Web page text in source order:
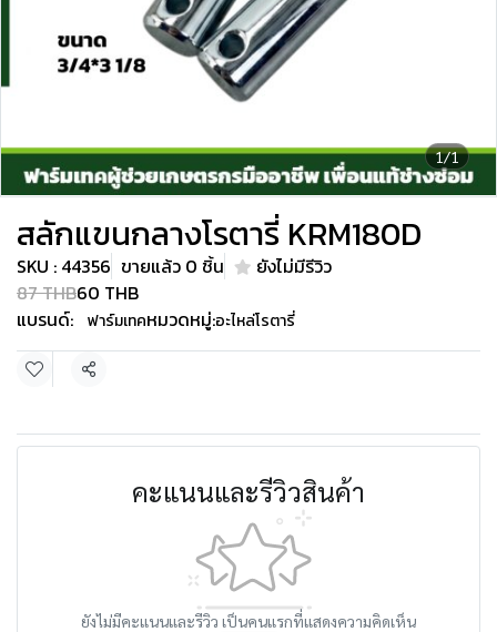
1/1
สลักแขนกลางโรตารี่ KRM180D
SKU : 44356 ขายแล้ว 0 ชิ้น
ยังไม่มีรีวิว
87 THB60 THB
แบรนด์:
ฟาร์มเทคหมวดหมู่:อะไหล่โรตารี่
แชร์
คะแนนและรีวิวสินค้า
ยังไม่มีคะแนนและรีวิว เป็นคนแรกที่แสดงความคิดเห็น